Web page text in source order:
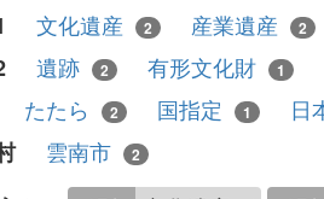
文化遺産 2 産業遺産 2
遺跡 2 有形文化財 1
たたら 2 国指定 1 日
雲南市 2